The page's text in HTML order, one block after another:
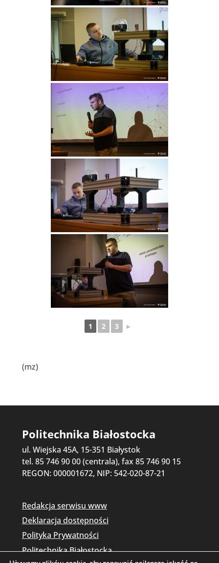
1 2 3 ►
(mz)
Politechnika Białostocka
ul. Wiejska 45A, 15-351 Białystok
tel. 85 746 90 00 (centrala), fax 85 746 90 15
REGON: 000001672, NIP: 542-020-87-21
Redakcja serwisu www
Deklaracja dostępności
Polityka Prywatności
Politechnika Białostocka